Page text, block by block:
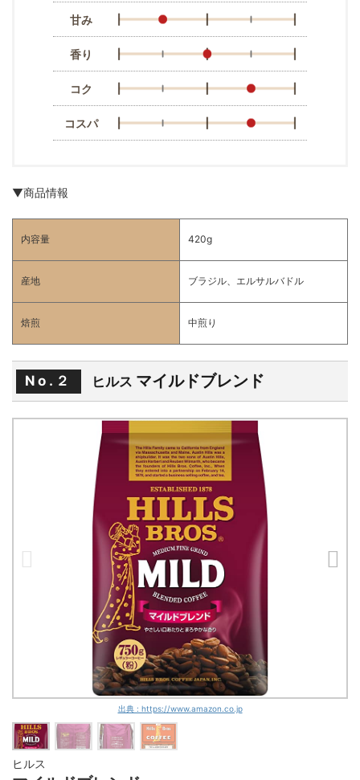
甘み
香り
コク
コスパ
▼商品情報
内容量 420g
産地 ブラジル、エルサルバドル
焙煎 中煎り
No.２ ヒルス マイルドブレンド
出典 : https://www.amazon.co.jp
ヒルス